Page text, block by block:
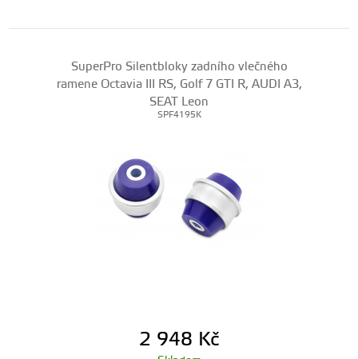
SuperPro Silentbloky zadního vlečného
ramene Octavia III RS, Golf 7 GTI R, AUDI A3,
SEAT Leon
SPF4195K
2 948 Kč